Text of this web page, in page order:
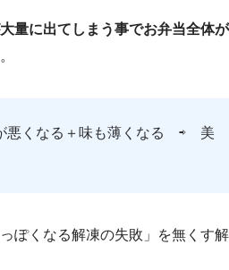
量に出てしまう事でお弁当全体が
くなる＋味も薄くなる ⇨ 美
ぽくなる解凍の失敗」を無くす解